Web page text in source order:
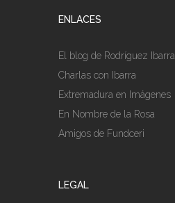
ENLACES
El blog de Rodríguez Ibarra
Charlas con Ibarra
Extremadura en Imágenes
En Nombre de la Rosa
Amigos de Fundceri
LEGAL